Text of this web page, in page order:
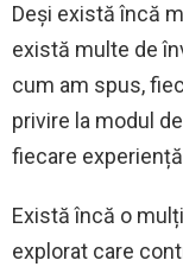
Deși există încă
există multe de
cum am spus,
privire la modul
fiecare
Există încă o
explorat care